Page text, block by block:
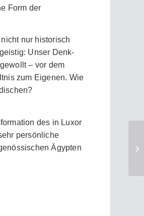
Form der
nur historisch
Unser Denk-
– vor dem
zum Eigenen. Wie
des in Luxor
persönliche
Ägypten